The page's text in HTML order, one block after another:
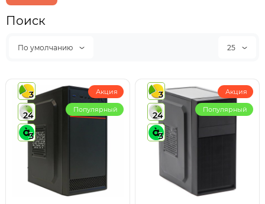
Поиск
По умолчанию 25
3
24
3
Акция
Популярный
3
24
3
Акция
Популярный